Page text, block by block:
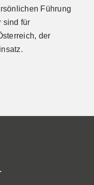
Führung
sind für
der
.